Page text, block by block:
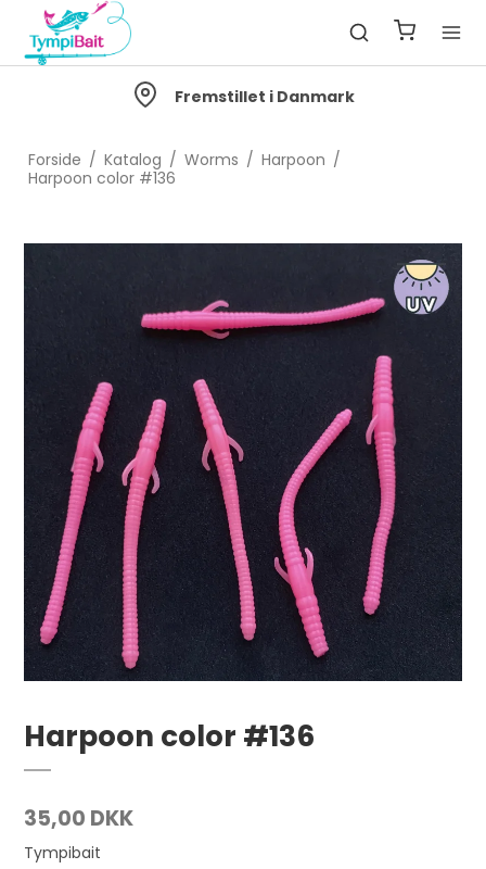
Fremstillet i Danmark
Forside / Katalog / Worms / Harpoon /
Harpoon color #136
Harpoon color #136
35,00 DKK
Tympibait